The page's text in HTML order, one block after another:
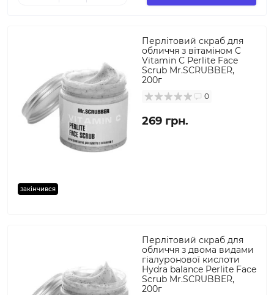
закінчився
Перлітовий скраб для
обличчя з вітаміном С
Vitamin C Perlite Face
Scrub Mr.SCRUBBER,
200г
0
269 грн.
Перлітовий скраб для
обличчя з двома видами
гіалуронової кислоти
Hydra balance Perlite Face
Scrub Mr.SCRUBBER,
200г